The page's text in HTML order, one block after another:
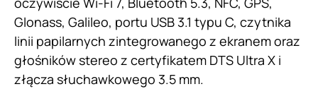
Glonass, Galileo, portu USB 3.1 typu C, czytnika
linii papilarnych zintegrowanego z ekranem oraz
głośników stereo z certyfikatem DTS Ultra X i
złącza słuchawkowego 3.5 mm.